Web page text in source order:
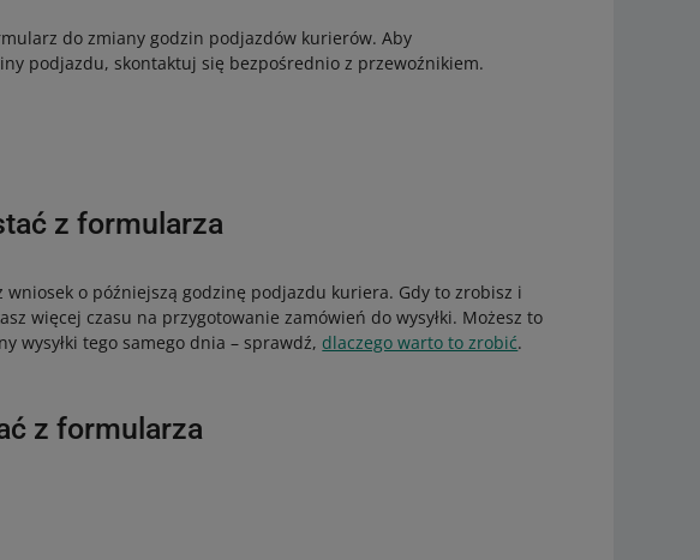
do zmiany godzin podjazdów kurierów. Aby
podjazdu, skontaktuj się bezpośrednio z przewoźnikiem.
z formularza
wniosek o późniejszą godzinę podjazdu kuriera. Gdy to zrobisz i
więcej czasu na przygotowanie zamówień do wysyłki. Możesz to
wysyłki tego samego dnia – sprawdź, dlaczego warto to zrobić.
z formularza